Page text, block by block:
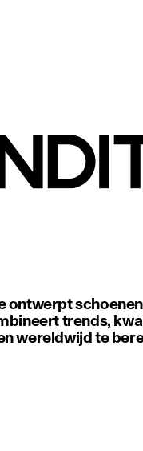
ontwerpt
trends,
wereldwijd te